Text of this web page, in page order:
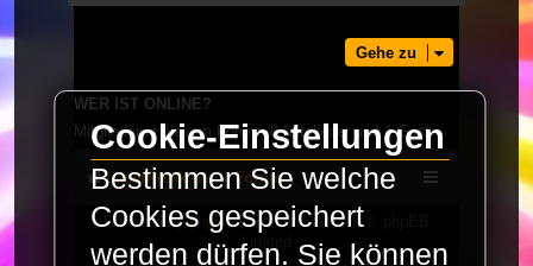
Gehe zu
WER IST ONLINE?
Mitglieder in diesem Forum: 0 Mitglieder und 1 Gast
LaserFreak.net Forum
Powered byphpBB® Forum Software © phpBB
Limited
Cookie-Einstellungen
Bestimmen Sie welche
Cookies gespeichert
werden dürfen. Sie können